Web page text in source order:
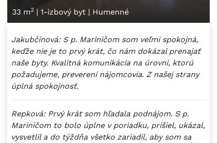
33 m2 | 1-izbový byt | Humenné
Jakubčínová: S p. Mariničom som veľmi spokojná,
keďže nie je to prvý krát, čo nám dokázal prenajať
naše byty. Kvalitná komunikácia na úrovni, ktorú
požadujeme, preverení nájomcovia. Z našej strany
úplná spokojnosť.
Repková: Prvý krát som hľadala podnájom. S p.
Mariničom to bolo úplne v poriadku, prišiel, ukázal,
vysvetlil a do týždňa všetko zariadil, aby som sa